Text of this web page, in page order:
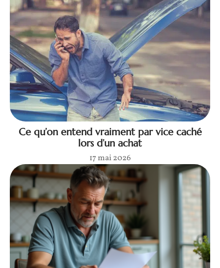
Ce qu’on entend vraiment par vice caché
lors d’un achat
17 mai 2026